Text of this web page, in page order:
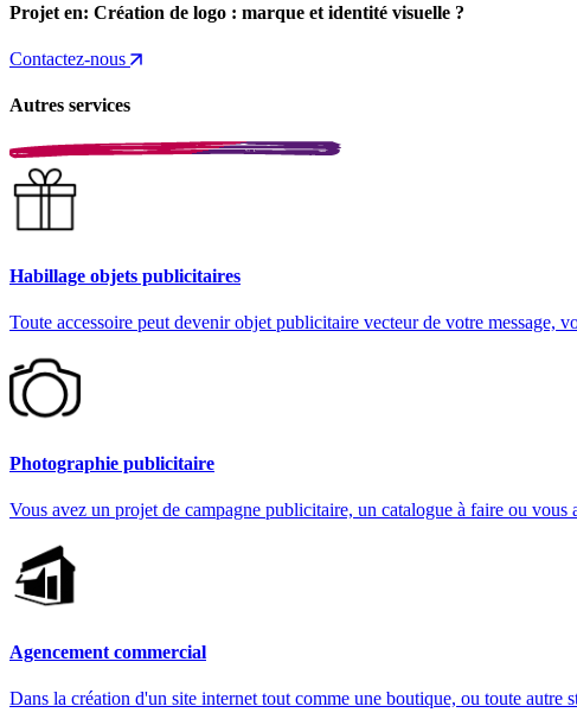
Projet en: Création de logo : marque et identité visuelle ?
Contactez-nous
Autres services
Habillage objets publicitaires
Toute accessoire peut devenir objet publicitaire vecteur de votre message,
Photographie publicitaire
Vous avez un projet de campagne publicitaire, un catalogue à faire ou
Agencement commercial
Dans la création d'un site internet tout comme une boutique, ou toute autre